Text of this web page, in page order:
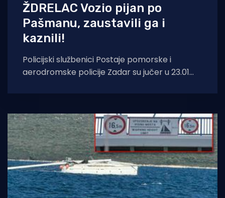
ŽDRELAC Vozio pijan po
Pašmanu, zaustavili ga i
kaznili!
Policijski službenici Postaje pomorske i
aerodromske policije Zadar su jučer u 23.01
zaustavili